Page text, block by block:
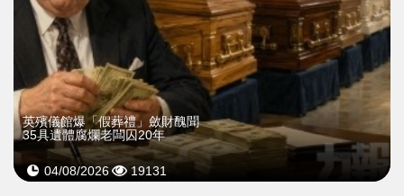
英殯儀館爆「假葬禮」斂財醜聞
35具遺體腐爛老闆囚20年
04/08/2026 19131